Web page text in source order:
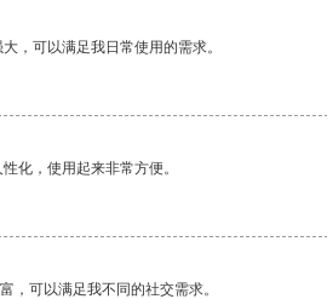
，可以满足我日常使用的需求。
化，使用起来非常方便。
，可以满足我不同的社交需求。